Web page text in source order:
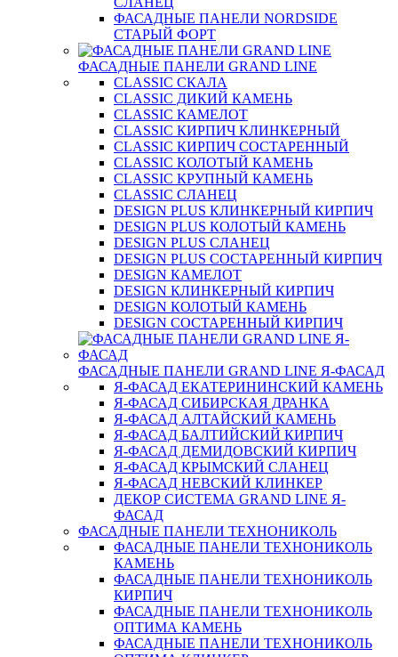
ФАСАДНЫЕ ПАНЕЛИ NORDSIDE
СТАРЫЙ ФОРТ
ФАСАДНЫЕ ПАНЕЛИ GRAND LINE
CLASSIC СКАЛА
CLASSIC ДИКИЙ КАМЕНЬ
CLASSIC КАМЕЛОТ
CLASSIC КИРПИЧ КЛИНКЕРНЫЙ
CLASSIC КИРПИЧ СОСТАРЕННЫЙ
CLASSIC КОЛОТЫЙ КАМЕНЬ
CLASSIC КРУПНЫЙ КАМЕНЬ
CLASSIC СЛАНЕЦ
DESIGN PLUS КЛИНКЕРНЫЙ КИРПИЧ
DESIGN PLUS КОЛОТЫЙ КАМЕНЬ
DESIGN PLUS СЛАНЕЦ
DESIGN PLUS СОСТАРЕННЫЙ КИРПИЧ
DESIGN КАМЕЛОТ
DESIGN КЛИНКЕРНЫЙ КИРПИЧ
DESIGN КОЛОТЫЙ КАМЕНЬ
DESIGN СОСТАРЕННЫЙ КИРПИЧ
ФАСАДНЫЕ ПАНЕЛИ GRAND LINE Я-ФАСАД
Я-ФАСАД ЕКАТЕРИНИНСКИЙ КАМЕНЬ
Я-ФАСАД СИБИРСКАЯ ДРАНКА
Я-ФАСАД АЛТАЙСКИЙ КАМЕНЬ
Я-ФАСАД БАЛТИЙСКИЙ КИРПИЧ
Я-ФАСАД ДЕМИДОВСКИЙ КИРПИЧ
Я-ФАСАД КРЫМСКИЙ СЛАНЕЦ
Я-ФАСАД НЕВСКИЙ КЛИНКЕР
ДЕКОР СИСТЕМА GRAND LINE Я-
ФАСАД
ФАСАДНЫЕ ПАНЕЛИ ТЕХНОНИКОЛЬ
ФАСАДНЫЕ ПАНЕЛИ ТЕХНОНИКОЛЬ
КАМЕНЬ
ФАСАДНЫЕ ПАНЕЛИ ТЕХНОНИКОЛЬ
КИРПИЧ
ФАСАДНЫЕ ПАНЕЛИ ТЕХНОНИКОЛЬ
ОПТИМА КАМЕНЬ
ФАСАДНЫЕ ПАНЕЛИ ТЕХНОНИКОЛЬ